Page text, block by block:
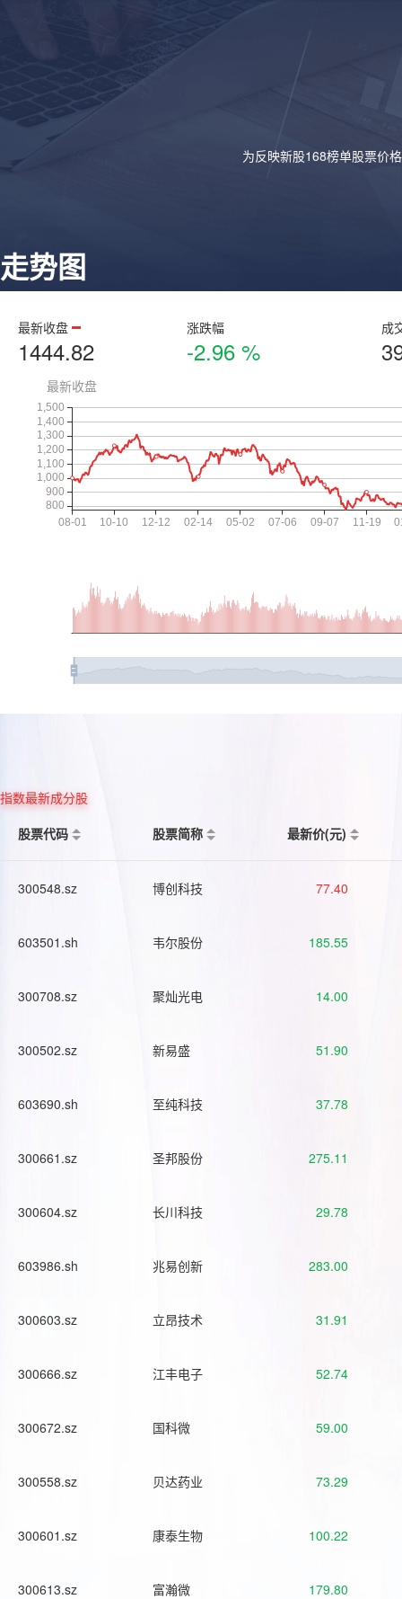
为反映新股168榜单股票价
走势图
最新收盘
1444.82
涨跌幅
-2.96 %
成
指数最新成分股
股票代码
股票简称 最新价(元)
300548.sz 博创科技 77.40
603501.sh 韦尔股份 185.55
300708.sz 聚灿光电 14.00
300502.sz 新易盛 51.90
603690.sh 至纯科技 37.78
300661.sz 圣邦股份 275.11
300604.sz 长川科技 29.78
603986.sh 兆易创新 283.00
300603.sz 立昂技术 31.91
300666.sz 江丰电子 52.74
300672.sz 国科微 59.00
300558.sz 贝达药业 73.29
300601.sz 康泰生物 100.22
300613.sz 富瀚微 179.80